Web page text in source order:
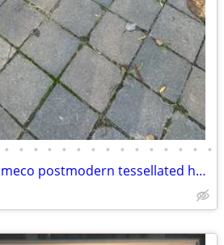
• • • • • • • • • • • • • • •
(2) Enrique Garcel / Jimeco postmodern tessellated horn tables B45